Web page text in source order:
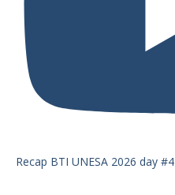
Recap BTI UNESA 2026 day #4